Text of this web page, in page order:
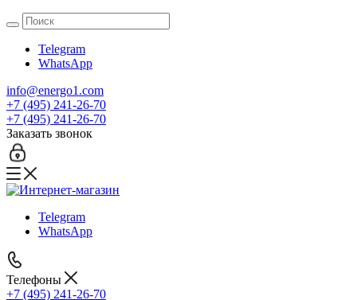
Telegram
WhatsApp
info@energo1.com
+7 (495) 241-26-70
+7 (495) 241-26-70
Заказать звонок
Telegram
WhatsApp
Телефоны
+7 (495) 241-26-70